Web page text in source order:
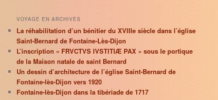
VOYAGE EN ARCHIVES
La réhabilitation d’un bénitier du XVIIIe siècle dans l’église
Saint-Bernard de Fontaine-Lès-Dijon
L’inscription « FRVCTVS IVSTITIÆ PAX » sous le portique
de la Maison natale de saint Bernard
Un dessin d’architecture de l’église Saint-Bernard de
Fontaine-lès-Dijon vers 1920
Fontaine-lès-Dijon dans la tibériade de 1717